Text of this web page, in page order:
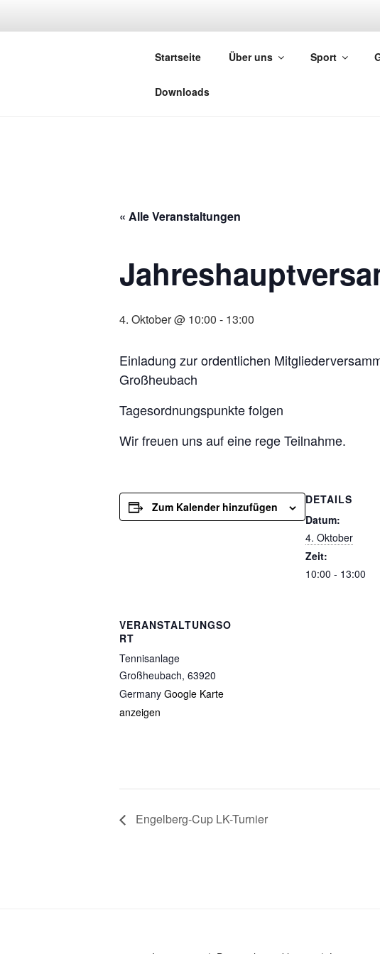
TC
Startseite Über uns Sport
Downloads
« Alle Veranstaltungen
4. Oktober @ 10:00 - 13:00
Einladung zur ordentlichen
Großheubach
Tagesordnungspunkte folgen
Wir freuen uns auf eine rege Teilnahme.
Zum Kalender hinzufügen
DETAILS
Datum:
4. Oktober
Zeit:
10:00 - 13:00
VERANSTALTUNGSO
RT
Tennisanlage
Großheubach, 63920
Germany Google Karte
anzeigen
Engelberg-Cup LK-Turnier